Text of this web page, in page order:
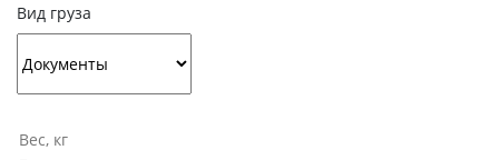
Вид груза